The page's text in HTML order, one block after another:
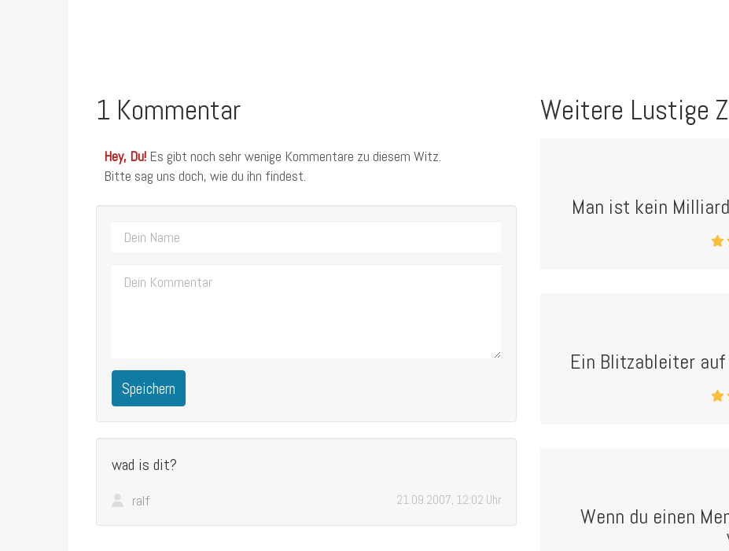
1 Kommentar
Hey, Du! Es gibt noch sehr wenige Kommentare zu diesem Witz.
Bitte sag uns doch, wie du ihn findest.
Speichern
wad is dit?
ralf 21.09.2007, 12:02 Uhr
Weitere Lustige
Man ist kein
Ein Blitzableiter
Wenn du einen